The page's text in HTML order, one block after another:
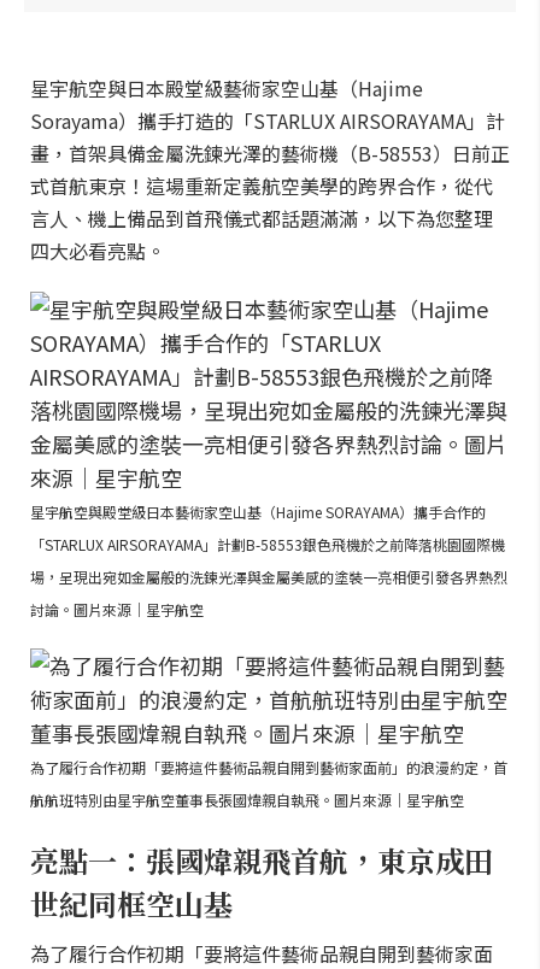
星宇航空與日本殿堂級藝術家空山基（Hajime
Sorayama）攜手打造的「STARLUX AIRSORAYAMA」計
畫，首架具備金屬洗鍊光澤的藝術機（B-58553）日前正
式首航東京！這場重新定義航空美學的跨界合作，從代
言人、機上備品到首飛儀式都話題滿滿，以下為您整理
四大必看亮點。
星宇航空與殿堂級日本藝術家空山基（Hajime SORAYAMA）攜手合作的
「STARLUX AIRSORAYAMA」計劃B-58553銀色飛機於之前降落桃園國際機
場，呈現出宛如金屬般的洗鍊光澤與金屬美感的塗裝一亮相便引發各界熱烈
討論。圖片來源｜星宇航空
為了履行合作初期「要將這件藝術品親自開到藝術家面前」的浪漫約定，首
航航班特別由星宇航空董事長張國煒親自執飛。圖片來源｜星宇航空
亮點一：張國煒親飛首航，東京成田
世紀同框空山基
為了履行合作初期「要將這件藝術品親自開到藝術家面